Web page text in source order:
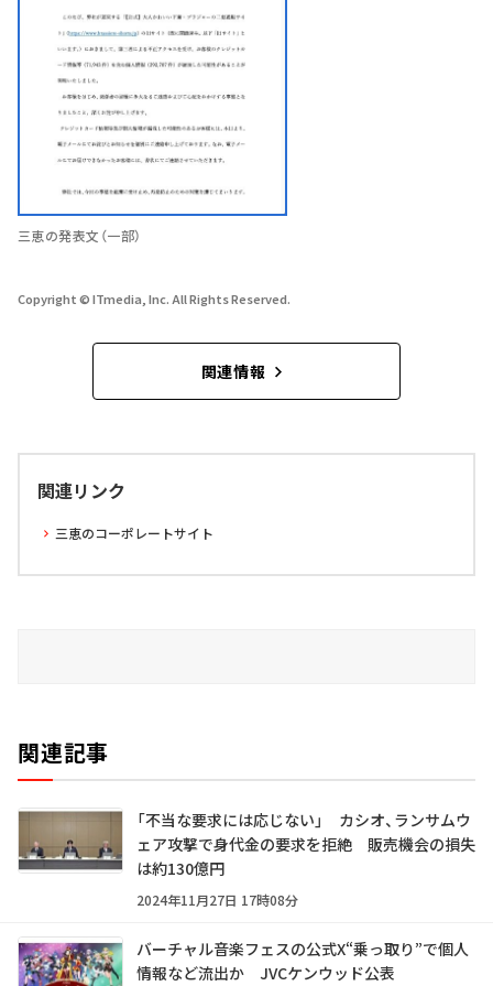
三恵の発表文（一部）
Copyright © ITmedia, Inc. All Rights Reserved.
関連情報
関連リンク
三恵のコーポレートサイト
関連記事
「不当な要求には応じない」 カシオ、ランサムウ
ェア攻撃で身代金の要求を拒絶 販売機会の損失
は約130億円
2024年11月27日 17時08分
バーチャル音楽フェスの公式X“乗っ取り”で個人
情報など流出か JVCケンウッド公表